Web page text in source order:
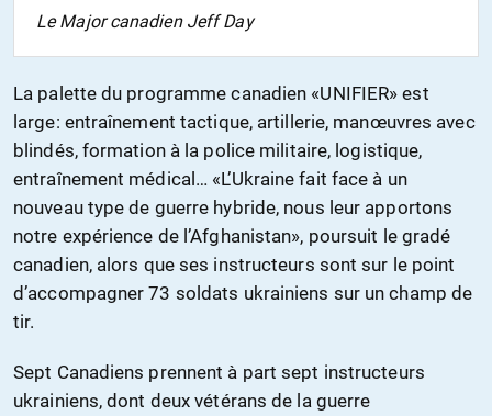
Le Major canadien Jeff Day
La palette du programme canadien «UNIFIER» est
large: entraînement tactique, artillerie, manœuvres avec
blindés, formation à la police militaire, logistique,
entraînement médical… «L’Ukraine fait face à un
nouveau type de guerre hybride, nous leur apportons
notre expérience de l’Afghanistan», poursuit le gradé
canadien, alors que ses instructeurs sont sur le point
d’accompagner 73 soldats ukrainiens sur un champ de
tir.
Sept Canadiens prennent à part sept instructeurs
ukrainiens, dont deux vétérans de la guerre